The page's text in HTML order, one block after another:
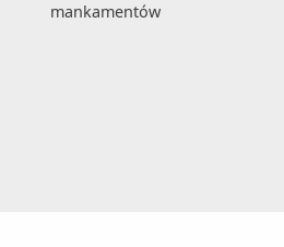
mankamentów